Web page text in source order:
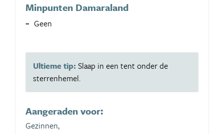
Minpunten Damaraland
Geen
Ultieme tip: Slaap in een tent onder de
sterrenhemel.
Aangeraden voor:
Gezinnen,